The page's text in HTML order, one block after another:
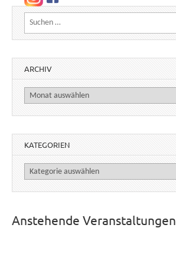
Suchen nach:
ARCHIV
Archiv
KATEGORIEN
Kategorien
Anstehende Veranstaltungen